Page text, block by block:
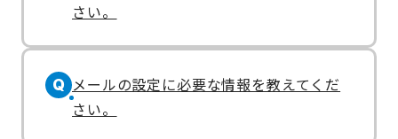
さい。
Q メールの設定に必要な情報を教えてくだ
さい。